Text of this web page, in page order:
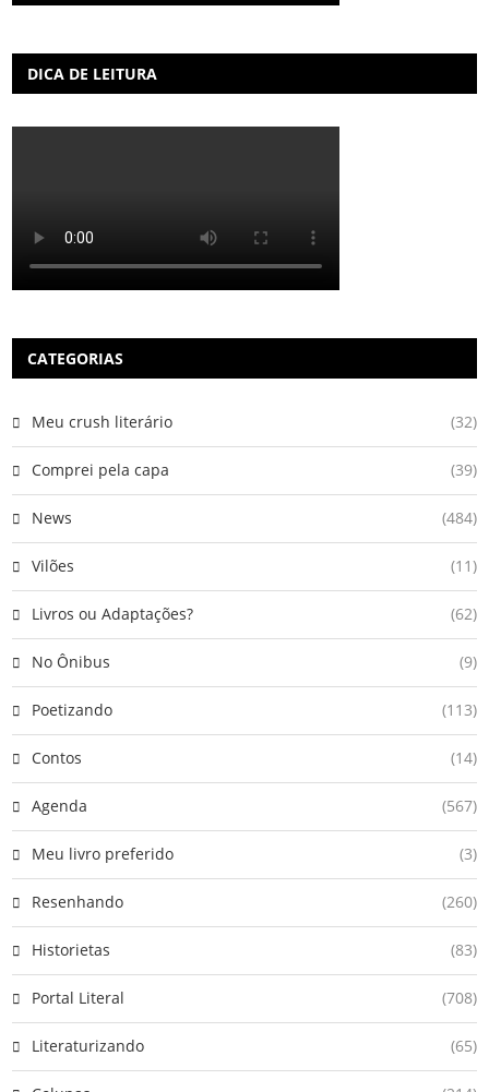
DICA DE LEITURA
CATEGORIAS
Meu crush literário (32)
Comprei pela capa (39)
News (484)
Vilões (11)
Livros ou Adaptações? (62)
No Ônibus (9)
Poetizando (113)
Contos (14)
Agenda (567)
Meu livro preferido (3)
Resenhando (260)
Historietas (83)
Portal Literal (708)
Literaturizando (65)